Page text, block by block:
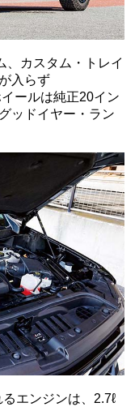
、カスタム・トレイ
入らず
ールは純正20イン
ッドイヤー・ラン
エンジンは、2.7ℓ